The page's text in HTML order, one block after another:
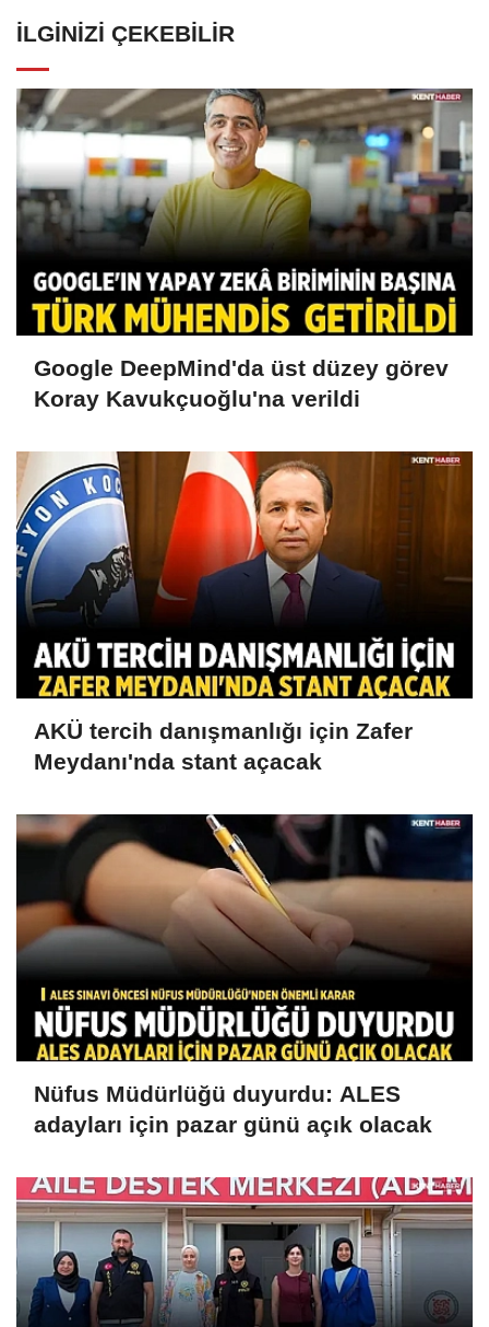
İLGINIZI ÇEKEBILIR
Google DeepMind'da üst düzey görev
Koray Kavukçuoğlu'na verildi
AKÜ tercih danışmanlığı için Zafer
Meydanı'nda stant açacak
Nüfus Müdürlüğü duyurdu: ALES
adayları için pazar günü açık olacak